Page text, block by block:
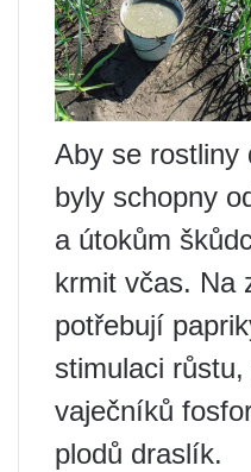
Aby se rostliny
byly schopny
a útokům
krmit včas. Na
potřebují
stimulaci
vaječníků
plodů draslík.